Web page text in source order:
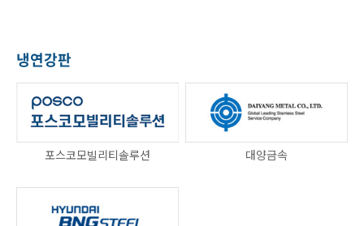
냉연강판
포스코모빌리티솔루션 대양금속